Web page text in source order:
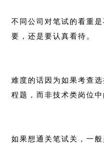
不同公司对笔试的看重
要，还是要认真看待。
难度的话因为如果考查
程题，而非技术类岗位
如果想通关笔试关，一